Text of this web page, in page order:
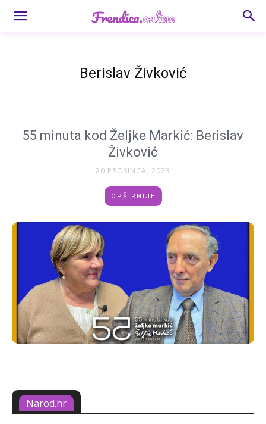
Berislav Živković
55 minuta kod Željke Markić: Berislav
Živković
20 PROSINCA, 2023
OPŠIRNIJE
Narod.hr